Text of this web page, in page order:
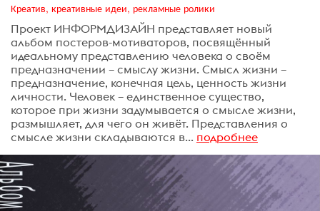
Креатив, креативные идеи, рекламные ролики
Проект ИНФОРМДИЗАЙН представляет новый
альбом постеров-мотиваторов, посвящённый
идеальному представлению человека о своём
предназначении – смыслу жизни. Смысл жизни –
предназначение, конечная цель, ценность жизни
личности. Человек – единственное существо,
которое при жизни задумывается о смысле жизни,
размышляет, для чего он живёт. Представления о
смысле жизни складываются в... подробнее